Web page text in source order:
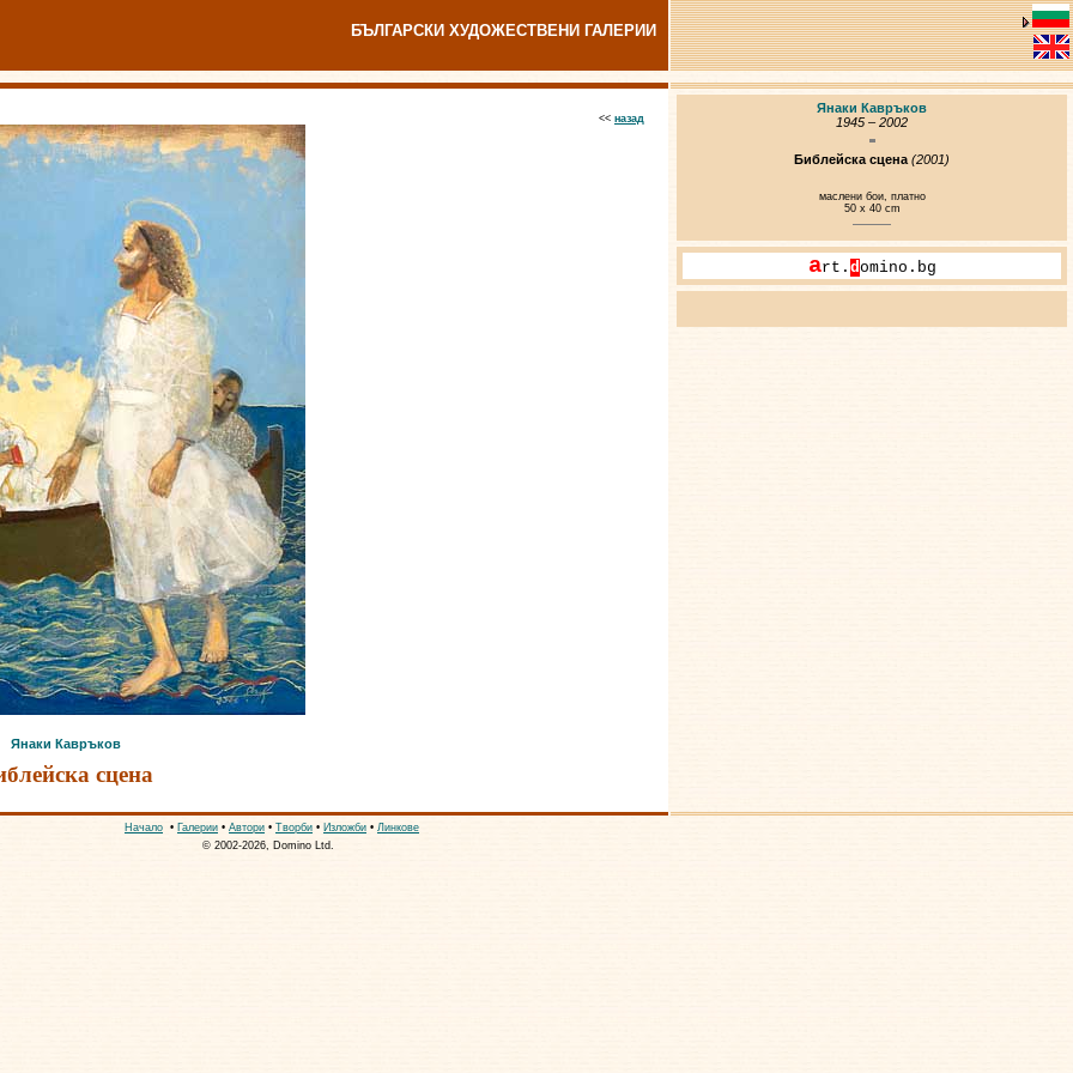
БЪЛГАРСКИ ХУДОЖЕСТВЕНИ ГАЛЕРИИ
<< назад
Янаки Кавръков
сцена
Янаки Кавръков
1945 – 2002
Библейска сцена (2001)
маслени бои, платно
50 x 40 cm
art. domino.bg
Начало • Галерии • Автори • Творби • Изложби • Линкове
© 2002-2026, Domino Ltd.